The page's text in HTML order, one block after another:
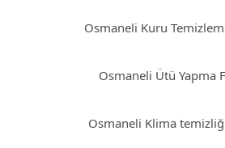
Osmaneli Kuru
Osmaneli Ütü Yapma
Osmaneli Klima